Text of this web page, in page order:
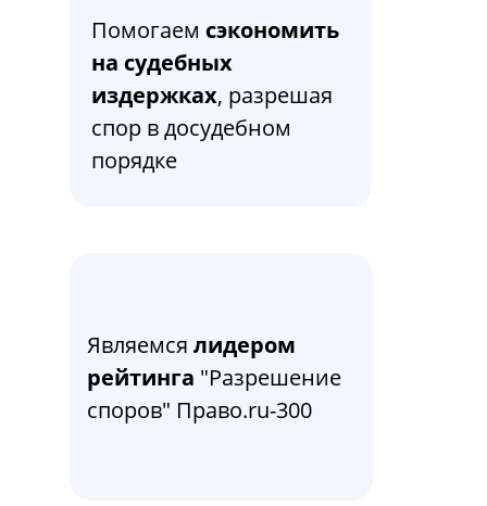
Являемся лидером
рейтинга "Разрешение
споров" Право.ru-300
Помогаем сэкономить
на судебных
издержках, разрешая
спор в досудебном
порядке